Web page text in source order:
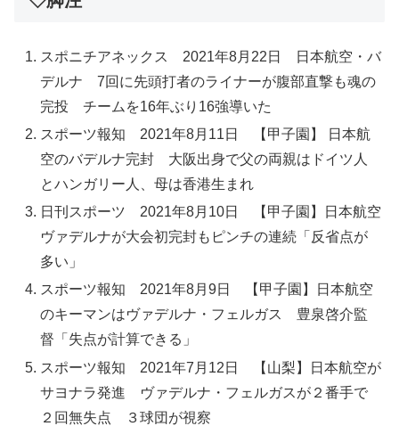
スポニチアネックス 2021年8月22日 日本航空・バ
デルナ 7回に先頭打者のライナーが腹部直撃も魂の
完投 チームを16年ぶり16強導いた
スポーツ報知 2021年8月11日 【甲子園】 日本航
空のバデルナ完封 大阪出身で父の両親はドイツ人
とハンガリー人、母は香港生まれ
日刊スポーツ 2021年8月10日 【甲子園】日本航空
ヴァデルナが大会初完封もピンチの連続「反省点が
多い」
スポーツ報知 2021年8月9日 【甲子園】日本航空
のキーマンはヴァデルナ・フェルガス 豊泉啓介監
督「失点が計算できる」
スポーツ報知 2021年7月12日 【山梨】日本航空が
サヨナラ発進 ヴァデルナ・フェルガスが２番手で
２回無失点 ３球団が視察